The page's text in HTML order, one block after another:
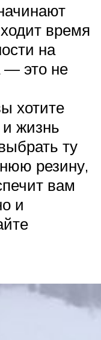
время
на
— это не
хотите
жизнь
ту
резину,
вам
и